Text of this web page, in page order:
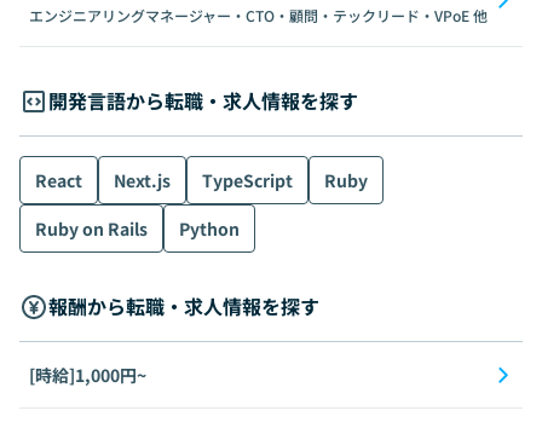
エンジニアリングマネージャー・CTO・顧問・テックリード・VPoE他
開発言語から転職・求人情報を探す
React Next.js TypeScript
Ruby
Ruby on Rails
Python
報酬から転職・求人情報を探す
[時給]1,000円~